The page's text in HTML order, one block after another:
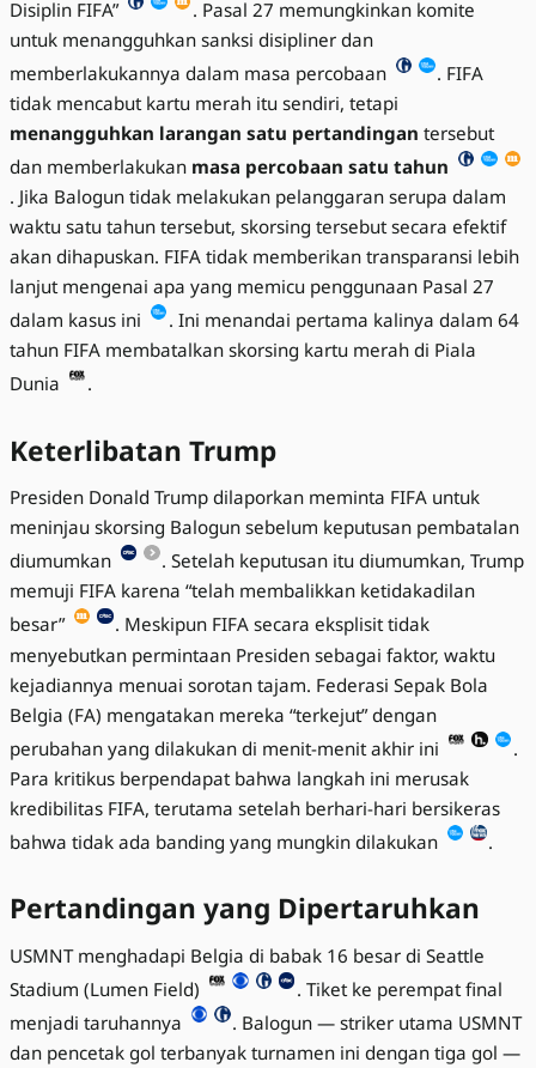
Disiplin FIFA”
. Pasal 27 memungkinkan komite
untuk menangguhkan sanksi disipliner dan
memberlakukannya dalam masa percobaan
. FIFA
tidak mencabut kartu merah itu sendiri, tetapi
menangguhkan larangan satu pertandingan tersebut
dan memberlakukan masa percobaan satu tahun
. Jika Balogun tidak melakukan pelanggaran serupa dalam
waktu satu tahun tersebut, skorsing tersebut secara efektif
akan dihapuskan. FIFA tidak memberikan transparansi lebih
lanjut mengenai apa yang memicu penggunaan Pasal 27
dalam kasus ini
. Ini menandai pertama kalinya dalam 64
tahun FIFA membatalkan skorsing kartu merah di Piala
Dunia
.
Keterlibatan Trump
Presiden Donald Trump dilaporkan meminta FIFA untuk
meninjau skorsing Balogun sebelum keputusan pembatalan
diumumkan
. Setelah keputusan itu diumumkan, Trump
memuji FIFA karena “telah membalikkan ketidakadilan
besar”
. Meskipun FIFA secara eksplisit tidak
menyebutkan permintaan Presiden sebagai faktor, waktu
kejadiannya menuai sorotan tajam. Federasi Sepak Bola
Belgia (FA) mengatakan mereka “terkejut” dengan
perubahan yang dilakukan di menit-menit akhir ini
.
Para kritikus berpendapat bahwa langkah ini merusak
kredibilitas FIFA, terutama setelah berhari-hari bersikeras
bahwa tidak ada banding yang mungkin dilakukan
.
Pertandingan yang Dipertaruhkan
USMNT menghadapi Belgia di babak 16 besar di Seattle
Stadium (Lumen Field)
. Tiket ke perempat final
menjadi taruhannya
. Balogun — striker utama USMNT
dan pencetak gol terbanyak turnamen ini dengan tiga gol —